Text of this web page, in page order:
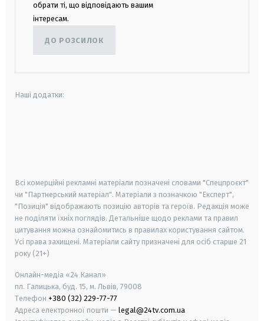
обрати ті, що відповідають вашим
інтересам.
ДО РОЗСИЛОК
Наші додатки:
Всі комерційні рекламні матеріали позначені словами "Спецпроєкт"
чи "Партнерський матеріал". Матеріали з позначкою "Експерт",
"Позиція" відображають позицію авторів та героїв. Редакція може
не поділяти їхніх поглядів. Детальніше щодо реклами та правил
цитування можна ознайомитись в правилах користування сайтом.
Усі права захищені. Матеріали сайту призначені для осіб старше 21
року (21+)
Онлайн-медіа «24 Канал»
пл. Галицька, буд. 15, м. Львів, 79008
Телефон +380 (32) 229-77-77
Адреса електронної пошти — legal@24tv.com.ua